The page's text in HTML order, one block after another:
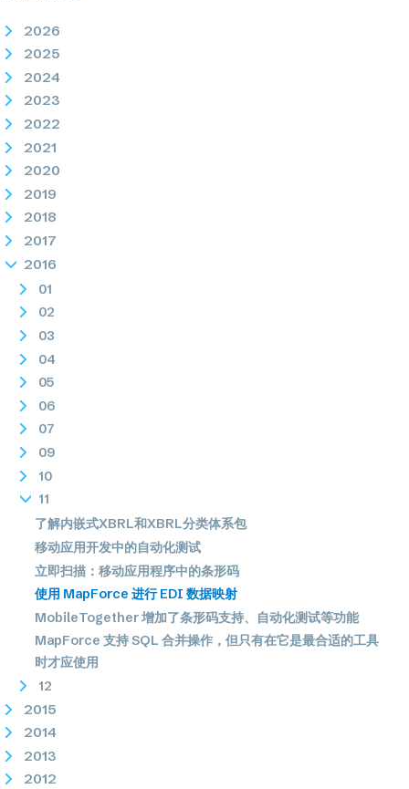
2026
2025
2024
2023
2022
2021
2020
2019
2018
2017
2016
01
02
03
04
05
06
07
09
10
11
了解内嵌式XBRL和XBRL分类体系包
移动应用开发中的自动化测试
立即扫描：移动应用程序中的条形码
使用 MapForce 进行 EDI 数据映射
MobileTogether 增加了条形码支持、自动化测试等功能
MapForce 支持 SQL 合并操作，但只有在它是最合适的工具
时才应使用
12
2015
2014
2013
2012